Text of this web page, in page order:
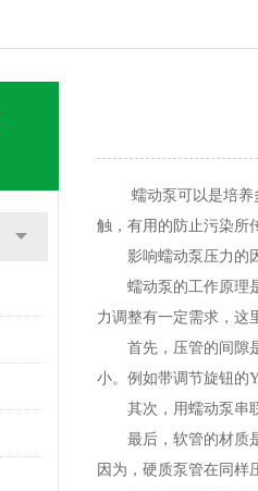
蠕动泵可以是培养多
触，有用的防止污染所
影响蠕动泵压力的
蠕动泵的工作原理是
力调整有一定需求，这
首先，压管的间隙是
小。例如带调节旋钮的
其次，用蠕动泵串联
最后，软管的材质是
因为，硬质泵管在同样